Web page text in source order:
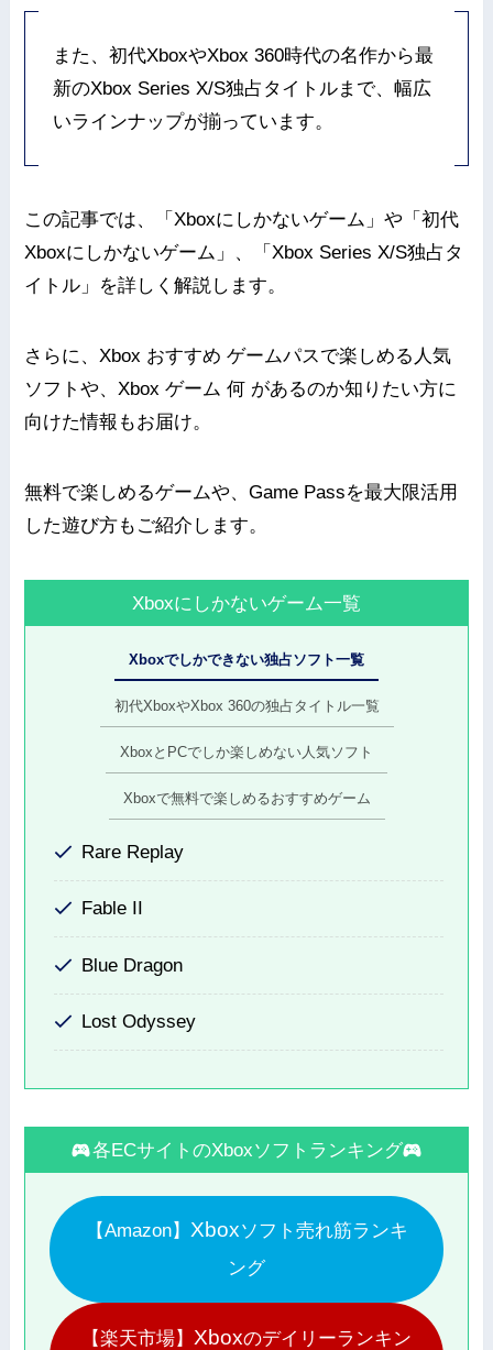
また、初代XboxやXbox 360時代の名作から最
新のXbox Series X/S独占タイトルまで、幅広
いラインナップが揃っています。
この記事では、「Xboxにしかないゲーム」や「初代
Xboxにしかないゲーム」、「Xbox Series X/S独占タ
イトル」を詳しく解説します。
さらに、Xbox おすすめ ゲームパスで楽しめる人気
ソフトや、Xbox ゲーム 何 があるのか知りたい方に
向けた情報もお届け。
無料で楽しめるゲームや、Game Passを最大限活用
した遊び方もご紹介します。
Xboxにしかないゲーム一覧
Xboxでしかできない独占ソフト一覧
初代XboxやXbox 360の独占タイトル一覧
XboxとPCでしか楽しめない人気ソフト
Xboxで無料で楽しめるおすすめゲーム
Rare Replay
Fable II
Blue Dragon
Lost Odyssey
各ECサイトのXboxソフトランキング
【Amazon】 Xboxソフト売れ筋ランキ
ング
【楽天市場】 Xboxのデイリーランキン